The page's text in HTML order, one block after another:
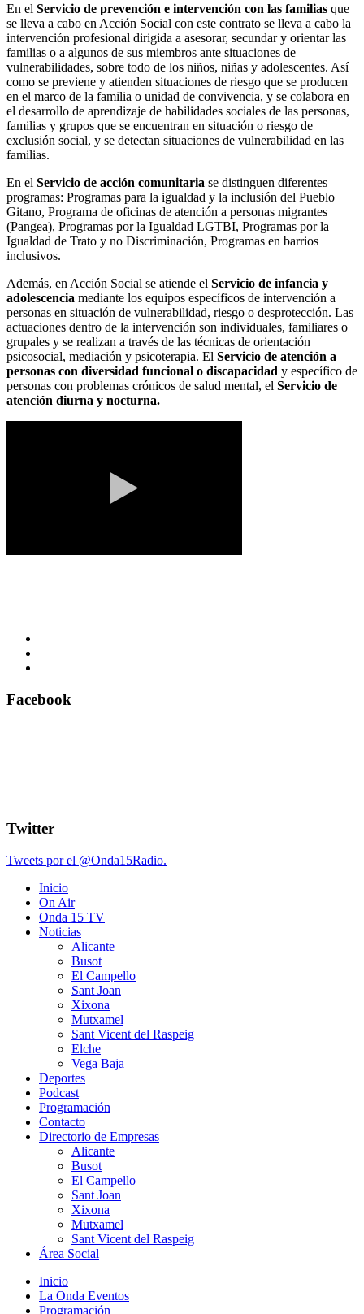
En el Servicio de prevención e intervención con las familias que
se lleva a cabo en Acción Social con este contrato se lleva a cabo la
intervención profesional dirigida a asesorar, secundar y orientar las
familias o a algunos de sus miembros ante situaciones de
vulnerabilidades, sobre todo de los niños, niñas y adolescentes. Así
como se previene y atienden situaciones de riesgo que se producen
en el marco de la familia o unidad de convivencia, y se colabora en
el desarrollo de aprendizaje de habilidades sociales de las personas,
familias y grupos que se encuentran en situación o riesgo de
exclusión social, y se detectan situaciones de vulnerabilidad en las
familias.
En el Servicio de acción comunitaria se distinguen diferentes
programas: Programas para la igualdad y la inclusión del Pueblo
Gitano, Programa de oficinas de atención a personas migrantes
(Pangea), Programas por la Igualdad LGTBI, Programas por la
Igualdad de Trato y no Discriminación, Programas en barrios
inclusivos.
Además, en Acción Social se atiende el Servicio de infancia y
adolescencia mediante los equipos específicos de intervención a
personas en situación de vulnerabilidad, riesgo o desprotección. Las
actuaciones dentro de la intervención son individuales, familiares o
grupales y se realizan a través de las técnicas de orientación
psicosocial, mediación y psicoterapia. El Servicio de atención a
personas con diversidad funcional o discapacidad y específico de
personas con problemas crónicos de salud mental, el Servicio de
atención diurna y nocturna.
Facebook
Twitter
Tweets por el @Onda15Radio.
Inicio
On Air
Onda 15 TV
Noticias
Alicante
Busot
El Campello
Sant Joan
Xixona
Mutxamel
Sant Vicent del Raspeig
Elche
Vega Baja
Deportes
Podcast
Programación
Contacto
Directorio de Empresas
Alicante
Busot
El Campello
Sant Joan
Xixona
Mutxamel
Sant Vicent del Raspeig
Área Social
Inicio
La Onda Eventos
Programación